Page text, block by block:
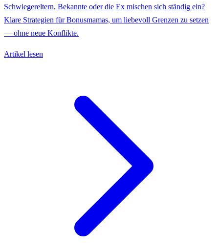
Schwiegereltern, Bekannte oder die Ex mischen sich ständig ein?
Klare Strategien für Bonusmamas, um liebevoll Grenzen zu setzen
— ohne neue Konflikte.
Artikel lesen